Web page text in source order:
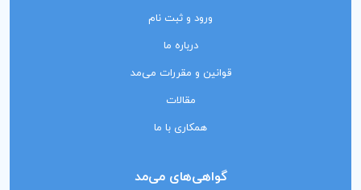
ورود و ثبت نام
درباره ما
قوانین و مقررات می‌مد
مقالات
همکاری با ما
گواهی‌های می‌مد